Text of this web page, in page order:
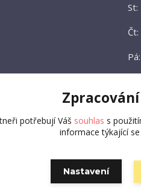
Čt:
potřebují Váš souhlas s
informace týkající
Nastavení